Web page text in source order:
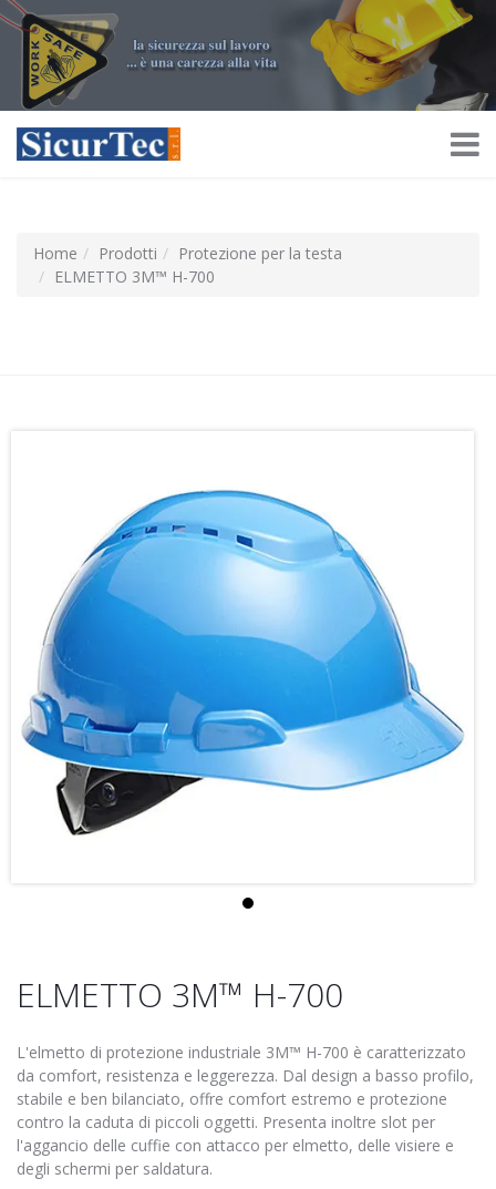
Home Prodotti
Protezione per la testa
ELMETTO 3M™ H-700
ELMETTO 3M™ H-700
L'elmetto di protezione industriale 3M™ H-700 è caratterizzato
da comfort, resistenza e leggerezza. Dal design a basso profilo,
stabile e ben bilanciato, offre comfort estremo e protezione
contro la caduta di piccoli oggetti. Presenta inoltre slot per
l'aggancio delle cuffie con attacco per elmetto, delle visiere e
degli schermi per saldatura.